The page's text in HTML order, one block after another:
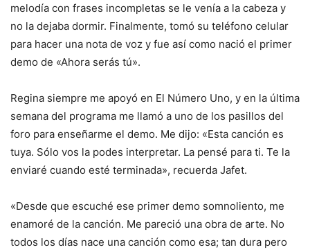
melodía con frases incompletas se le venía a la cabeza y
no la dejaba dormir. Finalmente, tomó su teléfono celular
para hacer una nota de voz y fue así como nació el primer
demo de «Ahora serás tú».
Regina siempre me apoyó en El Número Uno, y en la última
semana del programa me llamó a uno de los pasillos del
foro para enseñarme el demo. Me dijo: «Esta canción es
tuya. Sólo vos la podes interpretar. La pensé para ti. Te la
enviaré cuando esté terminada», recuerda Jafet.
«Desde que escuché ese primer demo somnoliento, me
enamoré de la canción. Me pareció una obra de arte. No
todos los días nace una canción como esa; tan dura pero